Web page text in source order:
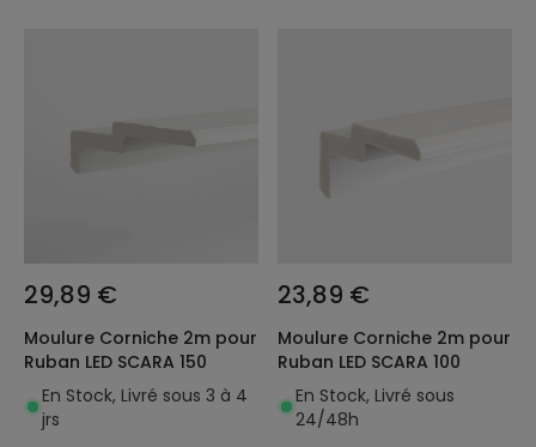
29,89 €
Moulure Corniche 2m pour
Ruban LED SCARA 150
En Stock, Livré sous 3 à 4
jrs
23,89 €
Moulure Corniche 2m pour
Ruban LED SCARA 100
En Stock, Livré sous
24/48h